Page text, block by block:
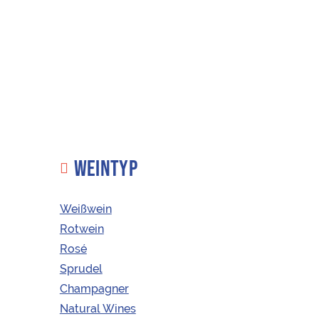
Cuvée
Vermell 2016
ÖSTERREICHISCHE WEINE
WEINTYP
Weißwein
Rotwein
Rosé
Sprudel
Champagner
Natural Wines